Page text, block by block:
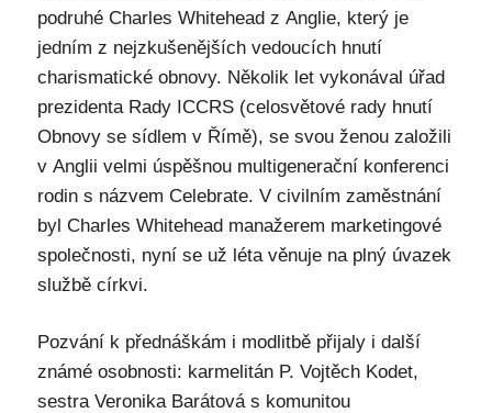
podruhé Charles Whitehead z Anglie, který je
jedním z nejzkušenějších vedoucích hnutí
charismatické obnovy. Několik let vykonával úřad
prezidenta Rady ICCRS (celosvětové rady hnutí
Obnovy se sídlem v Římě), se svou ženou založili
v Anglii velmi úspěšnou multigenerační konferenci
rodin s názvem Celebrate. V civilním zaměstnání
byl Charles Whitehead manažerem marketingové
společnosti, nyní se už léta věnuje na plný úvazek
službě církvi.
Pozvání k přednáškám i modlitbě přijaly i další
známé osobnosti: karmelitán P. Vojtěch Kodet,
sestra Veronika Barátová s komunitou